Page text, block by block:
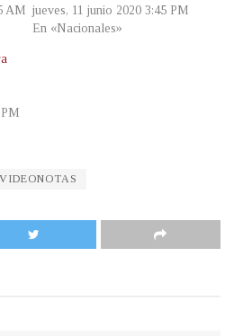
AM jueves, 11 junio 2020 3:45 PM
En «Nacionales»
VIDEONOTAS